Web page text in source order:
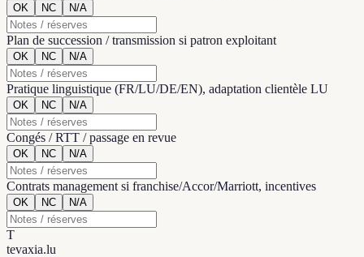
OK NC N/A
Plan de succession / transmission si patron exploitant
OK NC N/A
Pratique linguistique (FR/LU/DE/EN), adaptation clientèle LU
OK NC N/A
Congés / RTT / passage en revue
OK NC N/A
Contrats management si franchise/Accor/Marriott, incentives
OK NC N/A
T
tevaxia.lu